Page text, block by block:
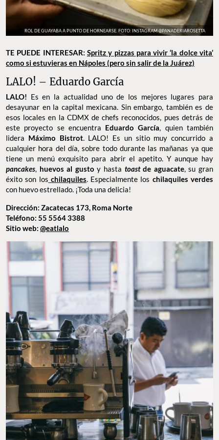
ROL DE GUAYABA A PUNTO DE HORNEARSE. FOTO: INSTAGRAM @PANADERIAROSETTA
TE PUEDE INTERESAR: Spritz y pizzas para vivir ‘la dolce vita’
como si estuvieras en Nápoles (pero sin salir de la Juárez)
LALO! – Eduardo García
LALO! Es en la actualidad uno de los mejores lugares para
desayunar en la capital mexicana. Sin embargo, también es de
esos locales en la CDMX de chefs reconocidos, pues detrás de
este proyecto se encuentra Eduardo García, quien también
lidera Máximo Bistrot. LALO! Es un sitio muy concurrido a
cualquier hora del día, sobre todo durante las mañanas ya que
tiene un menú exquisito para abrir el apetito. Y aunque hay
pancakes, huevos al gustoy hasta toastde aguacate, su gran
éxito son los chilaquiles. Especialmente los chilaquiles verdes
con huevo estrellado. ¡Toda una delicia!
Dirección: Zacatecas 173, Roma Norte
Teléfono: 55 5564 3388
Sitio web: @eatlalo